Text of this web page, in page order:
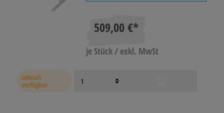
509,00 €*
je Stück / exkl. MwSt
zeitnah
verfügbar